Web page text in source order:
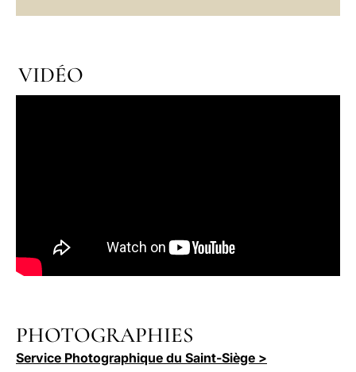
VIDÉO
PHOTOGRAPHIES
Service Photographique du Saint-Siège >